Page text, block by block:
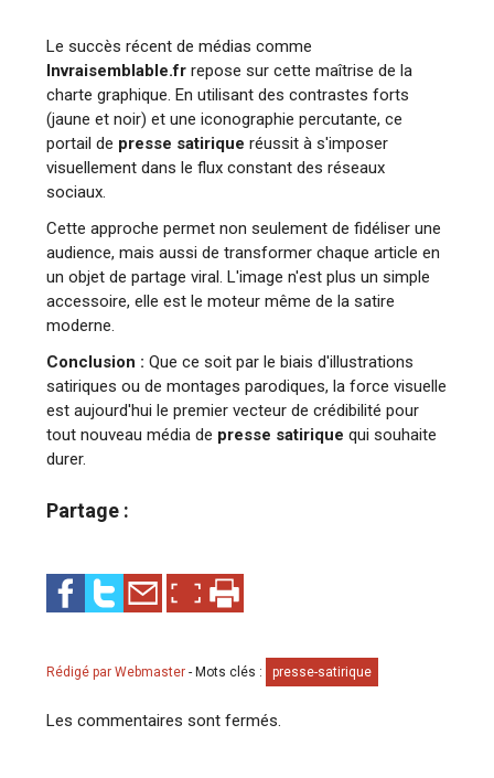
Le succès récent de médias comme
Invraisemblable.fr repose sur cette maîtrise de la
charte graphique. En utilisant des contrastes forts
(jaune et noir) et une iconographie percutante, ce
portail de presse satirique réussit à s'imposer
visuellement dans le flux constant des réseaux
sociaux.
Cette approche permet non seulement de fidéliser une
audience, mais aussi de transformer chaque article en
un objet de partage viral. L'image n'est plus un simple
accessoire, elle est le moteur même de la satire
moderne.
Conclusion : Que ce soit par le biais d'illustrations
satiriques ou de montages parodiques, la force visuelle
est aujourd'hui le premier vecteur de crédibilité pour
tout nouveau média de presse satirique qui souhaite
durer.
Partage :
Rédigé par Webmaster- Mots clés : presse-satirique
Les commentaires sont fermés.